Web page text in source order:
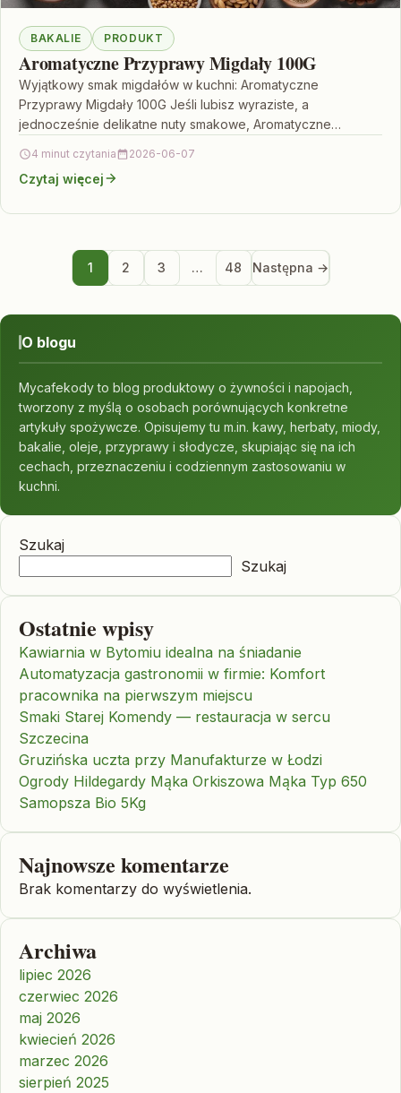
BAKALIE PRODUKT
Aromatyczne Przyprawy Migdały 100G
Wyjątkowy smak migdałów w kuchni: Aromatyczne
Przyprawy Migdały 100G Jeśli lubisz wyraziste, a
jednocześnie delikatne nuty smakowe, Aromatyczne
4 minut czytania 2026-06-07
Czytaj więcej
1 2 3 … 48 Następna →
O blogu
Mycafekody to blog produktowy o żywności i napojach,
tworzony z myślą o osobach porównujących konkretne
artykuły spożywcze. Opisujemy tu m.in. kawy, herbaty, miody,
bakalie, oleje, przyprawy i słodycze, skupiając się na ich
cechach, przeznaczeniu i codziennym zastosowaniu w
kuchni.
Szukaj
Szukaj
Ostatnie wpisy
Kawiarnia w Bytomiu idealna na śniadanie
Automatyzacja gastronomii w firmie: Komfort
pracownika na pierwszym miejscu
Smaki Starej Komendy — restauracja w sercu
Szczecina
Gruzińska uczta przy Manufakturze w Łodzi
Ogrody Hildegardy Mąka Orkiszowa Mąka Typ 650
Samopsza Bio 5Kg
Najnowsze komentarze
Brak komentarzy do wyświetlenia.
Archiwa
lipiec 2026
czerwiec 2026
maj 2026
kwiecień 2026
marzec 2026
sierpień 2025